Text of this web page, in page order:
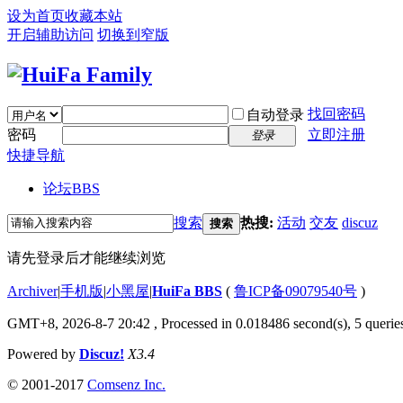
设为首页收藏本站
开启辅助访问 切换到窄版
自动登录 找回密码
密码
登录
立即注册
快捷导航
论坛BBS
搜索 搜索 热搜: 活动 交友 discuz
请先登录后才能继续浏览
Archiver|手机版|小黑屋|HuiFa BBS ( 鲁ICP备09079540号 )
GMT+8, 2026-8-7 20:42 , Processed in 0.018486 second(s), 5
Powered by Discuz! X3.4
© 2001-2017 Comsenz Inc.